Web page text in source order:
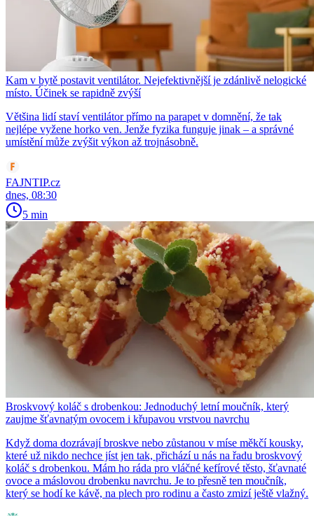
Kam v bytě postavit ventilátor. Nejefektivnější je zdánlivě nelogické
místo. Účinek se rapidně zvýší
Většina lidí staví ventilátor přímo na parapet v domnění, že tak
nejlépe vyžene horko ven. Jenže fyzika funguje jinak – a správné
umístění může zvýšit výkon až trojnásobně.
FAJNTIP.cz
dnes, 08:30
5 min
Broskvový koláč s drobenkou: Jednoduchý letní moučník, který
zaujme šťavnatým ovocem i křupavou vrstvou navrchu
Když doma dozrávají broskve nebo zůstanou v míse měkčí kousky,
které už nikdo nechce jíst jen tak, přichází u nás na řadu broskvový
koláč s drobenkou. Mám ho ráda pro vláčné kefírové těsto, šťavnaté
ovoce a máslovou drobenku navrchu. Je to přesně ten moučník,
který se hodí ke kávě, na plech pro rodinu a často zmizí ještě vlažný.